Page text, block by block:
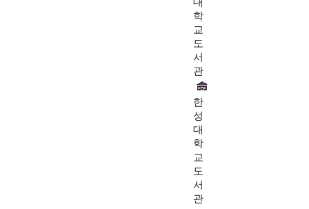
학
교
도
서
관
한
성
대
학
교
도
서
관